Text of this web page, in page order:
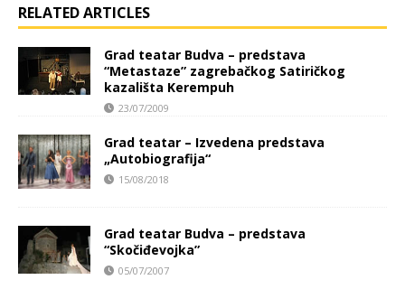
RELATED ARTICLES
Grad teatar Budva – predstava
“Metastaze” zagrebačkog Satiričkog
kazališta Kerempuh
23/07/2009
Grad teatar – Izvedena predstava
„Autobiografija“
15/08/2018
Grad teatar Budva – predstava
“Skočiđevojka”
05/07/2007